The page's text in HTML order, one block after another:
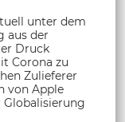
unter dem
aus der
Druck
Corona zu
Zulieferer
von Apple
Globalisierung